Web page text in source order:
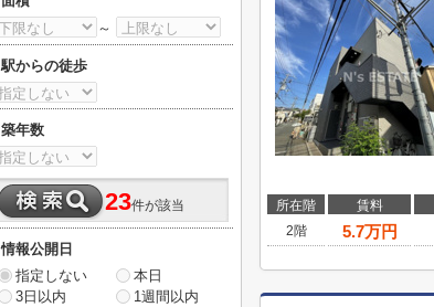
所在階 賃料
2階
5.7万円
～
駅からの徒歩
築年数
23件が該当
情報公開日
指定しない
本日
3日以内
1週間以内